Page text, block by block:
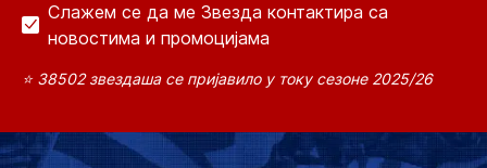
Слажем се да ме Звезда контактира са
новостима и промоцијама
⭐ 38502 звездаша се пријавило у току сезоне 2025/26